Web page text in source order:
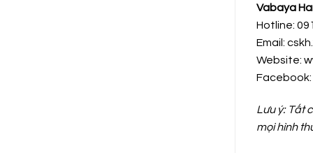
Vabaya
Hotline:
Email:
Website:
Facebook:
Lưu ý: Tất
mọi hình